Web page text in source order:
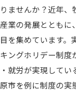
ませんか？近年、
業の発展とともに
を集めています。
ングホリデー制度
就労が実現してい
市を例に制度の実